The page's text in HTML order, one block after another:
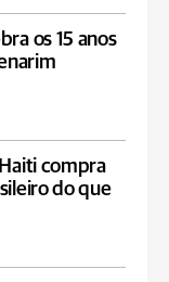
os 15 anos
compra
do que